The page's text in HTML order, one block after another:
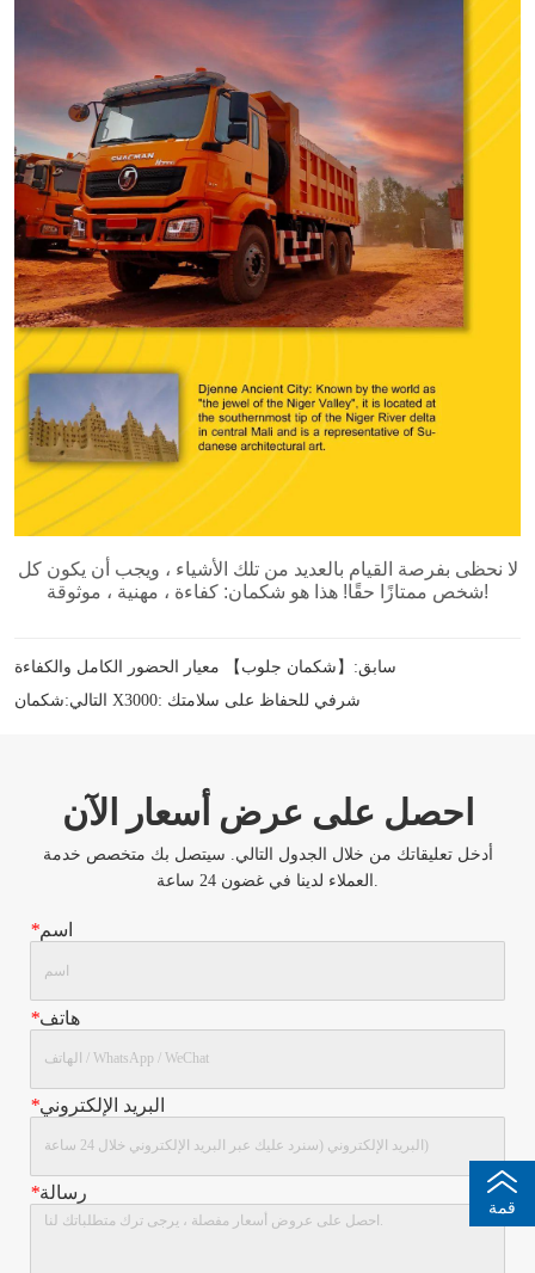
سابق: 【شكمان جلوب】 معيار الحضور الكامل والكفاءة
التالي:
شكمان X3000: شرفي للحفاظ على سلامتك
احصل على عرض أسعار الآن
أدخل تعليقاتك من خلال الجدول التالي. سيتصل بك متخصص خدمة
العملاء لدينا في غضون 24 ساعة.
*اسم
*هاتف
*البريد الإلكتروني
*رسالة
قمة